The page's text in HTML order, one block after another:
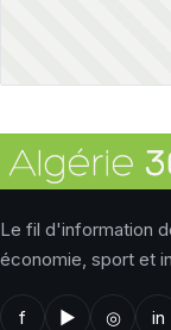
Le fil d'information
économie, sport et
f ▶ ◎ in